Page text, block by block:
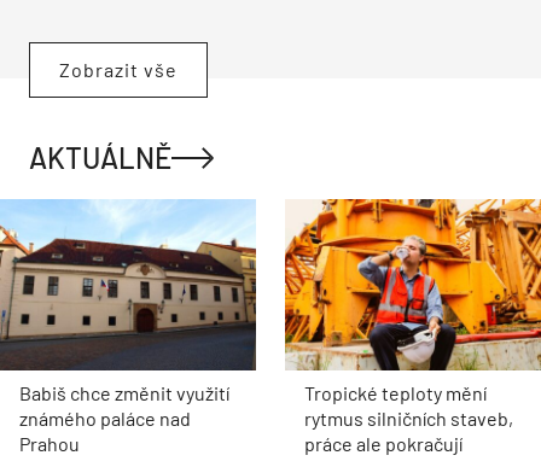
Zobrazit vše
AKTUÁLNĚ
Babiš chce změnit využití
známého paláce nad
Prahou
Tropické teploty mění
rytmus silničních staveb,
práce ale pokračují